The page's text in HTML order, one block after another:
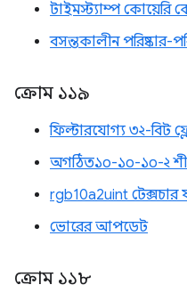
টাইমস্ট্যাম্প কোয়েরি
বসন্তকালীন পরিষ্কার-
ক্রোম ১১৯
ফিল্টারযোগ্য ৩২-বিট
অগঠিত১০-১০-১০-২
rgb10a2uint টেক্সচার
ভোরের আপডেট
ক্রোম ১১৮